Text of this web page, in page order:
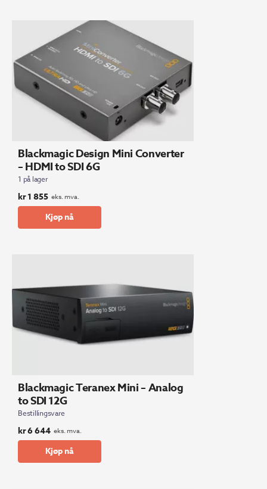
Blackmagic Design Mini Converter
– HDMI to SDI 6G
1 på lager
kr1 855 eks. mva.
Kjøp nå
Blackmagic Teranex Mini – Analog
to SDI 12G
Bestillingsvare
kr6 644 eks. mva.
Kjøp nå